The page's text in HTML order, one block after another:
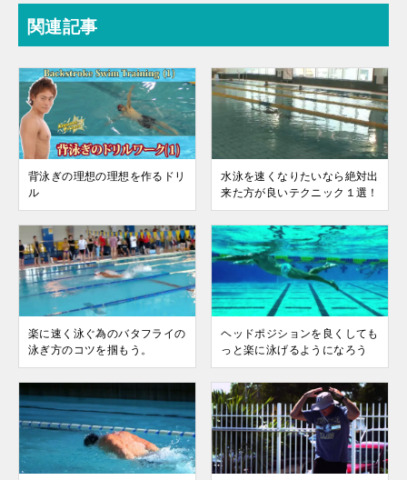
関連記事
背泳ぎの理想の理想を作るドリ
ル
水泳を速くなりたいなら絶対出
来た方が良いテクニック１選！
楽に速く泳ぐ為のバタフライの
泳ぎ方のコツを掴もう。
ヘッドポジションを良くしても
っと楽に泳げるようになろう